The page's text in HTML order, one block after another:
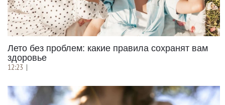
Лето без проблем: какие правила сохранят вам
здоровье
12:23 |